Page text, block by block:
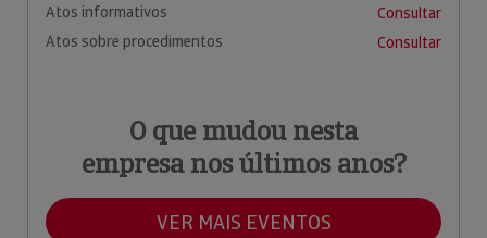
Atos informativos
Consultar
Atos sobre procedimentos
Consultar
O que mudou nesta
empresa nos últimos anos?
VER MAIS EVENTOS